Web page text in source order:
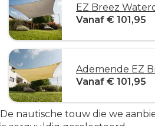
EZ Breez
Vanaf € 101,95
Ademende EZ
Vanaf € 101,95
De nautische touw die we